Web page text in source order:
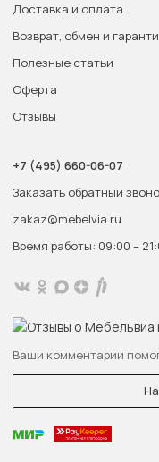
Доставка и оплата
Возврат, обмен и
Полезные статьи
Оферта
Отзывы
+7 (495) 660-06-07
Заказать обратный
zakaz@mebelvia.ru
Время работы: 09:00 –
Ваши комментарии